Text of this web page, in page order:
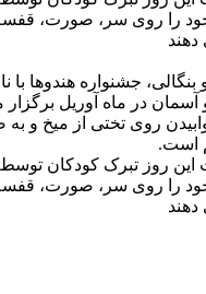
خود را روی سر، صورت،
بنگالی، جشنواره هندوها با
آسمان در ماه آوریل
روی تختی از میخ و
است.
این روز تبرک کودکان
خود را روی سر، صورت،